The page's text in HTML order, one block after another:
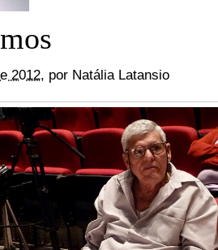
2012, por Natália Latansio